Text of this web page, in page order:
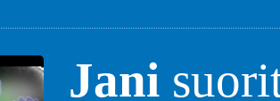
Jani